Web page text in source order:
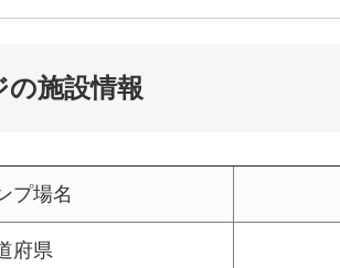
施設情報
プ場名
府県